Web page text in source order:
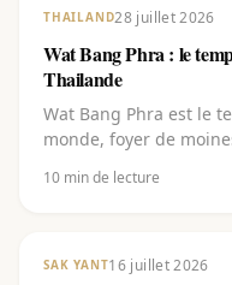
THAILAND28 juillet 2026
Wat Bang Phra : le
Thailande
Wat Bang Phra est le
monde, foyer de
font rebenir leur
pres de chez toi.
10 min de lecture
SAK YANT16 juillet 2026